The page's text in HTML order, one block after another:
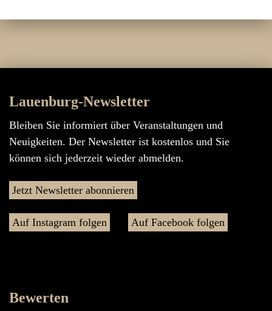
Lauenburg-Newsletter
Bleiben Sie informiert über Veranstaltungen und
Neuigkeiten. Der Newsletter ist kostenlos und Sie
können sich jederzeit wieder abmelden.
Jetzt Newsletter abonnieren
Auf Instagram folgen Auf Facebook folgen
Bewerten